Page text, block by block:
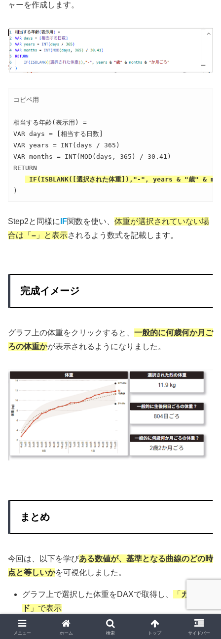
ャーを作成します。
コピペ用
相当する年齢(表示用) =
VAR days = [相当する日数]
VAR years = INT(days / 365)
VAR months = INT(MOD(days, 365) / 30.41)
RETURN
IF(ISBLANK([選択された体重]),"-", years & "歳" &
)
Step2と同様に IF関数を使い、 体重が選択されていない場
合は「 – 」と表示されるよう数式を記載します。
完成イメージ
グラフ上の体重をクリックすると、 一般的に何歳何か月ご
ろの体重かが表示されるようになりました。
まとめ
今回は、以下を学びある数値が、基準となる曲線のどの時
点と等しいかを可視化しました。
グラフ上で選択した体重をDAXで取得し、 「 カー
ド 」で表示
その体重が発育曲線の
どの時点（月齢）に最も近い
メニュー ホーム 検索 トップ サイドバー